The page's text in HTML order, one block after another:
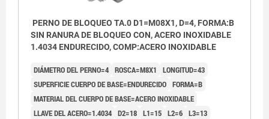
PERNO DE BLOQUEO TA.0 D1=M08X1, D=4, FORMA:B
SIN RANURA DE BLOQUEO CON, ACERO INOXIDABLE
1.4034 ENDURECIDO, COMP:ACERO INOXIDABLE
DIÁMETRO DEL PERNO=4 ROSCA=M8X1
LONGITUD=43
SUPERFICIE CUERPO DE BASE=ENDURECIDO FORMA=B
MATERIAL DEL CUERPO DE BASE=ACERO INOXIDABLE
LLAVE DEL ACERO=1.4034 D2=18 L1=15 L2=6 L3=13